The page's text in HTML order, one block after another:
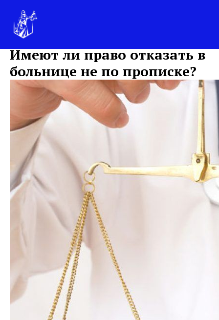
Имеют ли право отказать в
больнице не по прописке?